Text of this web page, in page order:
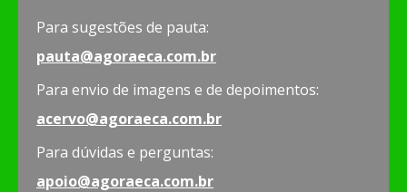
Para sugestões de pauta:
pauta@agoraeca.com.br
Para envio de imagens e de depoimentos:
acervo@agoraeca.com.br
Para dúvidas e perguntas:
apoio@agoraeca.com.br